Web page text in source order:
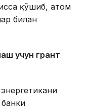
қўшиб, атом
билан
учун грант